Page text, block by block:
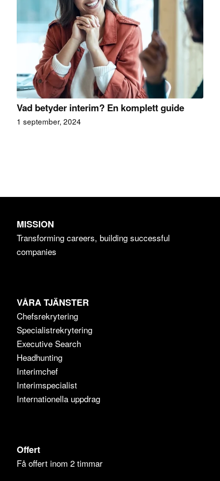
Vad betyder interim? En komplett guide
1 september, 2024
MISSION
Transforming careers, building successful
companies
VÅRA TJÄNSTER
Chefsrekrytering
Specialistrekrytering
Executive Search
Headhunting
Interimchef
Interimspecialist
Internationella uppdrag
Offert
Få offert inom 2 timmar